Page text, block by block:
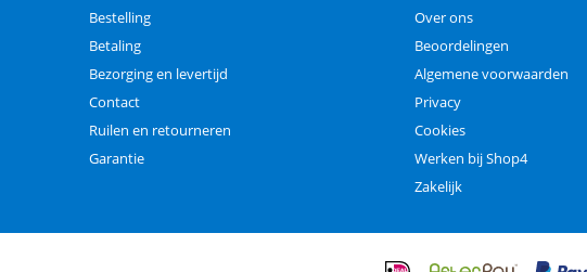
Bestelling
Betaling
Bezorging en levertijd
Contact
Ruilen en retourneren
Garantie
Over ons
Beoordelingen
Algemene voorwaarden
Privacy
Cookies
Werken bij Shop4
Zakelijk